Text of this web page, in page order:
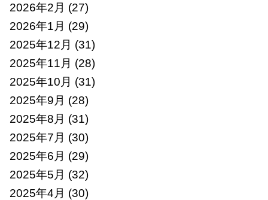
2026年2月 (27)
2026年1月 (29)
2025年12月 (31)
2025年11月 (28)
2025年10月 (31)
2025年9月 (28)
2025年8月 (31)
2025年7月 (30)
2025年6月 (29)
2025年5月 (32)
2025年4月 (30)